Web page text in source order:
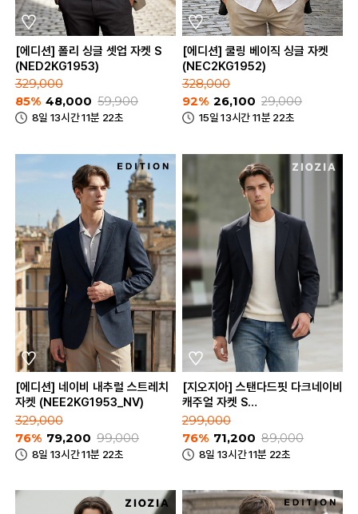
[에디션] 폴리 싱글 셋업 자켓 S
(NED2KG1953)
329,000
85% 48,000 59,900
8일 13시간 11분 22초
[에디션] 쿨링 베이직 싱글 자켓
(NEC2KG1952)
328,000
92% 26,100 29,000
15일 13시간 11분 22초
[에디션] 네이비 내추럴 스트레치
자켓 (NEE2KG1953_NV)
329,000
76% 79,200 99,000
8일 13시간 11분 22초
[지오지아] 스탠다드핏 다크네이비
캐주얼 자켓 S
(AAE2KG1601_DNV)
299,000
76% 71,200 89,000
8일 13시간 11분 22초